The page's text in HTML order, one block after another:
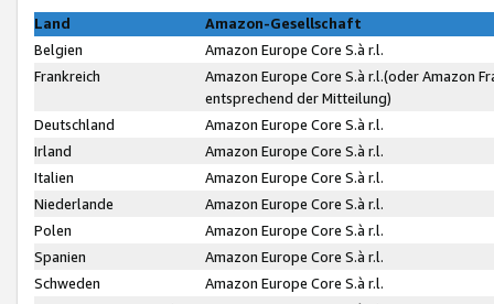
Land
Amazon-Gesellschaft
Belgien
Amazon Europe Core S.à r.l.
Frankreich
Amazon Europe Core S.à r.l.(oder Amazon
entsprechend der Mitteilung)
Deutschland
Amazon Europe Core S.à r.l.
Irland
Amazon Europe Core S.à r.l.
Italien
Amazon Europe Core S.à r.l.
Niederlande
Amazon Europe Core S.à r.l.
Polen
Amazon Europe Core S.à r.l.
Spanien
Amazon Europe Core S.à r.l.
Schweden
Amazon Europe Core S.à r.l.